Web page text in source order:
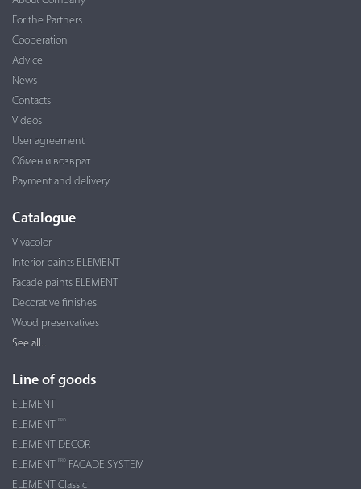
For the Partners
Cooperation
Advice
News
Contacts
Videos
User agreement
Обмен и возврат
Payment and delivery
Catalogue
Vivacolor
Interior paints ELEMENT
Facade paints ELEMENT
Decorative finishes
Wood preservatives
See all...
Line of goods
ELEMENT
ELEMENT
PRO
ELEMENT DECOR
ELEMENT
PRO
FACADE SYSTEM
ELEMENT Classic